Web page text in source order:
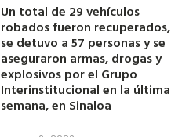
Un total de 29 vehículos
robados fueron recuperados,
se detuvo a 57 personas y se
aseguraron armas, drogas y
explosivos por el Grupo
Interinstitucional en la última
semana, en Sinaloa